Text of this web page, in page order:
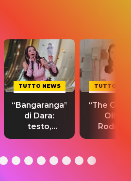
TUTTO NEWS
“Bangaranga”
di Dara:
testo,
traduzione e
del singolo
TUTTO
“The
Olivia
testo,